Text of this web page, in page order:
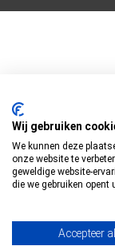
GITP is
Wij gebruiken
We kunnen deze
onze website te
geweldige website-
die we gebruiken opent
Accepteer